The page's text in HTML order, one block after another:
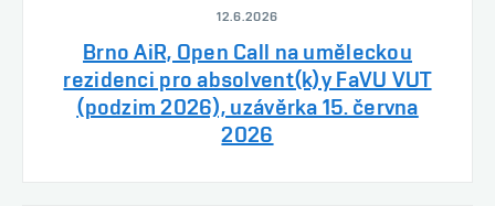
12.6.2026
Brno AiR, Open Call na uměleckou
rezidenci pro absolvent(k)y FaVU VUT
(podzim 2026), uzávěrka 15. června
2026